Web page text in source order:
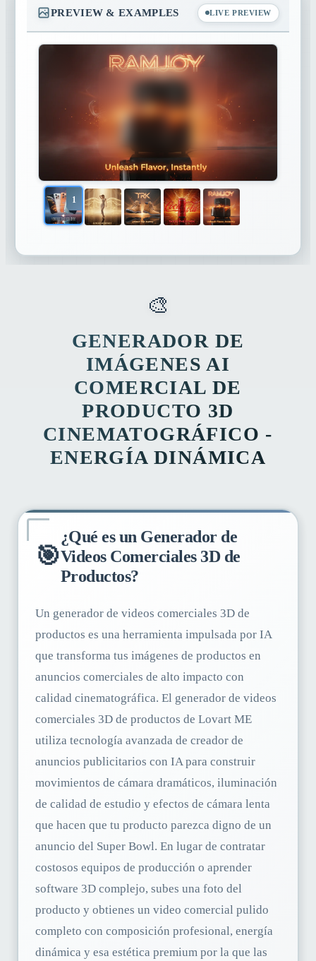
PREVIEW & EXAMPLES LIVE PREVIEW
1
🎨
GENERADOR DE
IMÁGENES AI
COMERCIAL DE
PRODUCTO 3D
CINEMATOGRÁFICO -
ENERGÍA DINÁMICA
🎯
¿Qué es un Generador de
Videos Comerciales 3D de
Productos?
Un generador de videos comerciales 3D de
productos es una herramienta impulsada por IA
que transforma tus imágenes de productos en
anuncios comerciales de alto impacto con
calidad cinematográfica. El generador de videos
comerciales 3D de productos de Lovart ME
utiliza tecnología avanzada de creador de
anuncios publicitarios con IA para construir
movimientos de cámara dramáticos, iluminación
de calidad de estudio y efectos de cámara lenta
que hacen que tu producto parezca digno de un
anuncio del Super Bowl. En lugar de contratar
costosos equipos de producción o aprender
software 3D complejo, subes una foto del
producto y obtienes un video comercial pulido
completo con composición profesional, energía
dinámica y esa estética premium por la que las